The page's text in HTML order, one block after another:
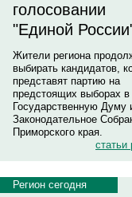
голосовании
"Единой
Жители региона
выбирать кандидатов,
представят партию на
предстоящих выборах в
Государственную Думу
Законодательное
Приморского края.
статьи
Регион сегодня